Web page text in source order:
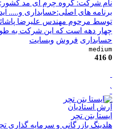
نام شرکت: گروه چرم آی مد
برنامه های اصلی:حسابداری و.....
توسط مرحوم مهندس علیرضا
چهار دهه است که این شرکت به
حسابداری فروش وبسایت
medium
0
416
`
آرش استادیان
ایستا بتن تچر